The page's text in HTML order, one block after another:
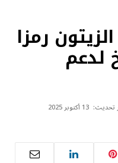
رمزا
لدعم
تحديث: 13 أكتوبر 2025